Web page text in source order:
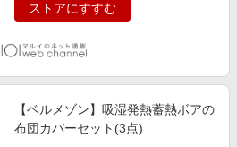
ストアにすすむ
【ベルメゾン】吸湿発熱蓄熱ボアの
布団カバーセット(3点)